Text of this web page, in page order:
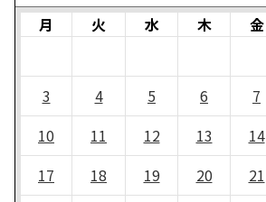
月 火 水 木 金
3
4 5 6 7
10
11 12 13 14
17
18 19 20 21